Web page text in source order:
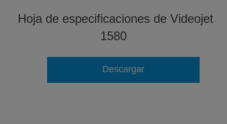
Hoja de especificaciones de Videojet
1580
Descargar